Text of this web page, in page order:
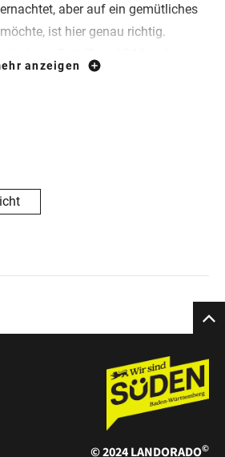
aber auf ein gemütliches
ist hier genau richtig.
ausgestattet. Für Familien
mit WC, Duschen,
Ein ausziehbarer Tisch und zwei
im Fass. Frühstück können
Frühstückskorb im oder vor dem
anzeigen
© 2024 LANDORADO©